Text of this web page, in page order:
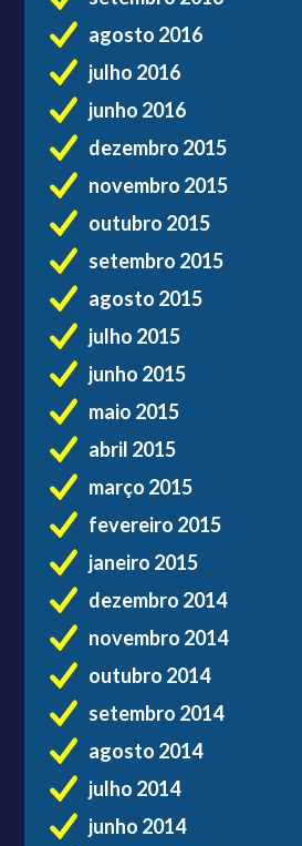
agosto 2016
julho 2016
junho 2016
dezembro 2015
novembro 2015
outubro 2015
setembro 2015
agosto 2015
julho 2015
junho 2015
maio 2015
abril 2015
março 2015
fevereiro 2015
janeiro 2015
dezembro 2014
novembro 2014
outubro 2014
setembro 2014
agosto 2014
julho 2014
junho 2014